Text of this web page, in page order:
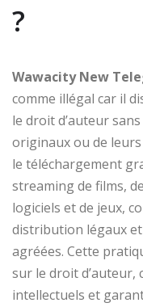
?
Wawacity New
comme illégal car il
le droit d’auteur
originaux ou de
le téléchargement
streaming de films,
logiciels et de jeux,
distribution légaux
agréées. Cette
sur le droit
intellectuels et